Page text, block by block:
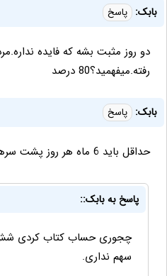
بابک: پاسخ
رفته.میفهمید؟80 درصد
بابک: پاسخ
حداقل باید 6 ماه هر روز پشت سرهم مثبت بشه تا ضررا برگرده
پاسخ به بابک::
چجوری حساب کتاب کردی
سهم نداری.